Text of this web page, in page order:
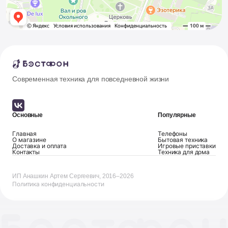
Современная техника для повседневной жизни
Основные
Главная
О магазине
Доставка и оплата
Контакты
Популярные
Телефоны
Бытовая техника
Игровые приставки
Техника для дома
ИП Анашкин Артем Сергеевич, 2016–2026
Политика конфиденциальности